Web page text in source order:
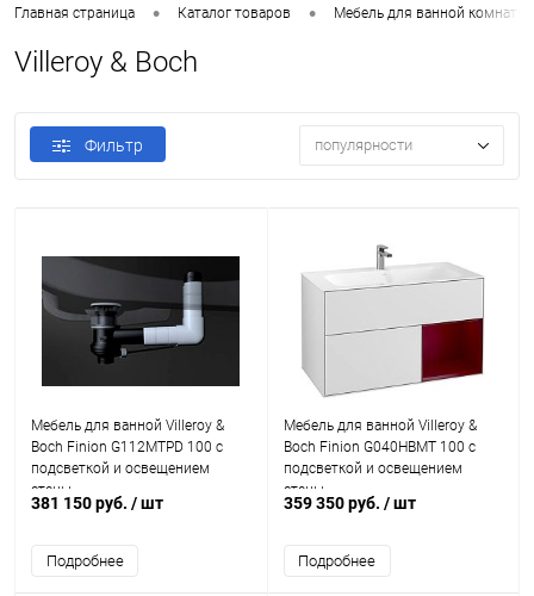
Главная страница • Каталог товаров • Мебель для ванной комнаты
Villeroy & Boch
Фильтр популярности
Мебель для ванной Villeroy &
Boch Finion G112MTPD 100 с
подсветкой и освещением
стены
381 150 руб. / шт
Подробнее
Мебель для ванной Villeroy &
Boch Finion G040HBMT 100 с
подсветкой и освещением
стены
359 350 руб. / шт
Подробнее